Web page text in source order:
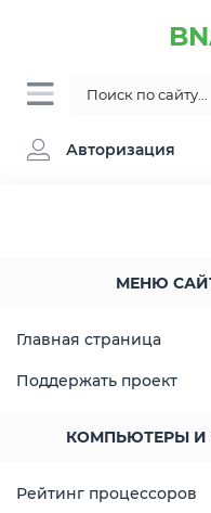
Авторизация
МЕНЮ
Главная страница
Поддержать проект
КОМПЬЮТЕРЫ И
Рейтинг процессоров
»
Сравнить
Core i3-